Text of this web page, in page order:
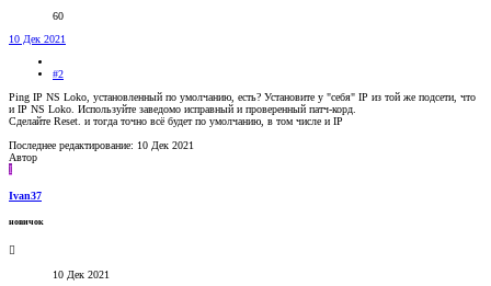
60
10 Дек 2021
#2
Ping IP NS Loko, установленный по умолчанию, есть? Установите у "себя" IP из той же подсети, что
и IP NS Loko. Используйте заведомо исправный и проверенный патч-корд.
Сделайте Reset. и тогда точно всё будет по умолчанию, в том числе и IP
Последнее редактирование: 10 Дек 2021
Автор
I
Ivan37
новичок
10 Дек 2021